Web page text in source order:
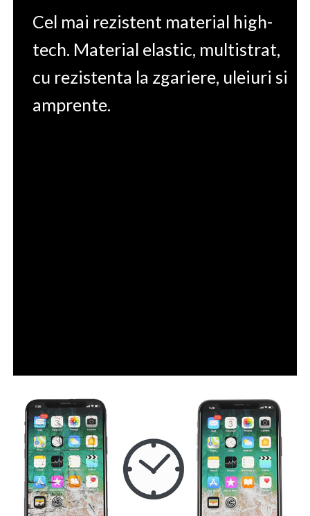
Cel mai rezistent material high-
tech. Material elastic, multistrat,
cu rezistenta la zgariere, uleiuri si
amprente.